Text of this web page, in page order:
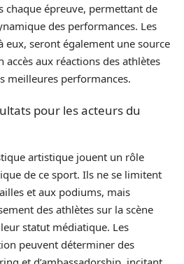
chaque épreuve, permettant de
des performances. Les
eux, seront également une source
aux réactions des athlètes
meilleures performances.
pour les acteurs du
artistique jouent un rôle
de ce sport. Ils ne se limitent
et aux podiums, mais
des athlètes sur la scène
statut médiatique. Les
peuvent déterminer des